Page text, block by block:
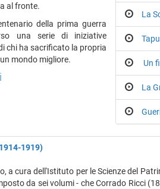
La
Un
La
al fronte.
della prima guerra
una serie di iniziative
chi ha sacrificato la propria
mondo migliore.
1919)
a cura dell'Istituto per le Scienze del
da sei volumi - che Corrado Ricci